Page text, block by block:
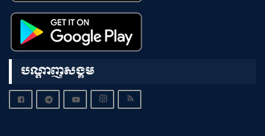
បណ្តាញសង្គម